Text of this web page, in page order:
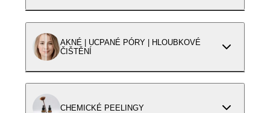
AKNÉ | UCPANÉ PÓRY | HLOUBKOVÉ
ČIŠTĚNÍ
CHEMICKÉ PEELINGY